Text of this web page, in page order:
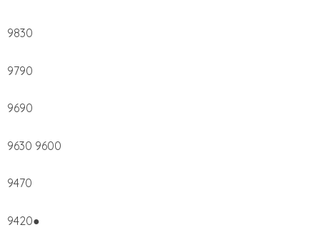
9830
9790
9690
9630 9600
9470
9420●